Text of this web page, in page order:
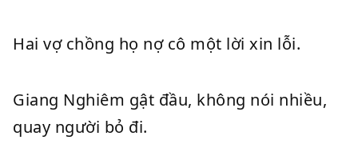
Hai vợ chồng họ nợ cô một lời xin lỗi.
Giang Nghiêm gật đầu, không nói nhiều,
quay người bỏ đi.